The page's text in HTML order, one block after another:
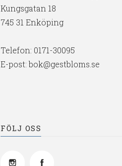
Kungsgatan 18
745 31 Enköping
Telefon: 0171-30095
E-post:bok@gestbloms.se
FÖLJ OSS